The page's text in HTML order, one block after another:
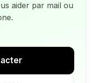
aider par mail ou